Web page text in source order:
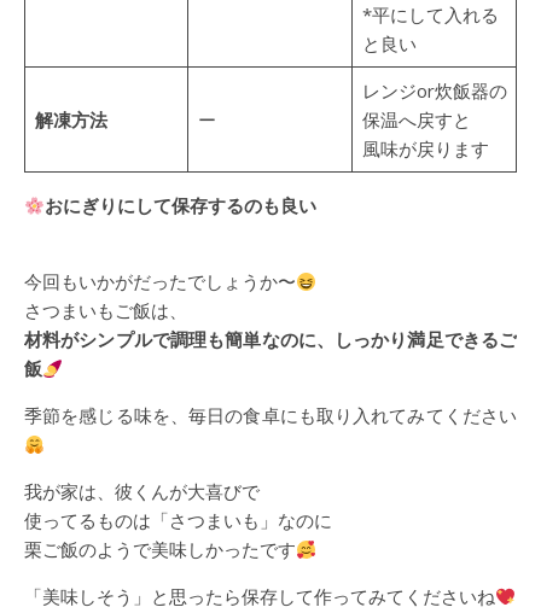
*平にして入れる
と良い
解凍方法 ー
レンジor炊飯器の
保温へ戻すと
風味が戻ります
おにぎりにして保存するのも良い
今回もいかがだったでしょうか〜
さつまいもご飯は、
材料がシンプルで調理も簡単なのに、しっかり満足できるご
飯
季節を感じる味を、毎日の食卓にも取り入れてみてください
我が家は、彼くんが大喜びで
使ってるものは「さつまいも」なのに
栗ご飯のようで美味しかったです
「美味しそう」と思ったら保存して作ってみてくださいね